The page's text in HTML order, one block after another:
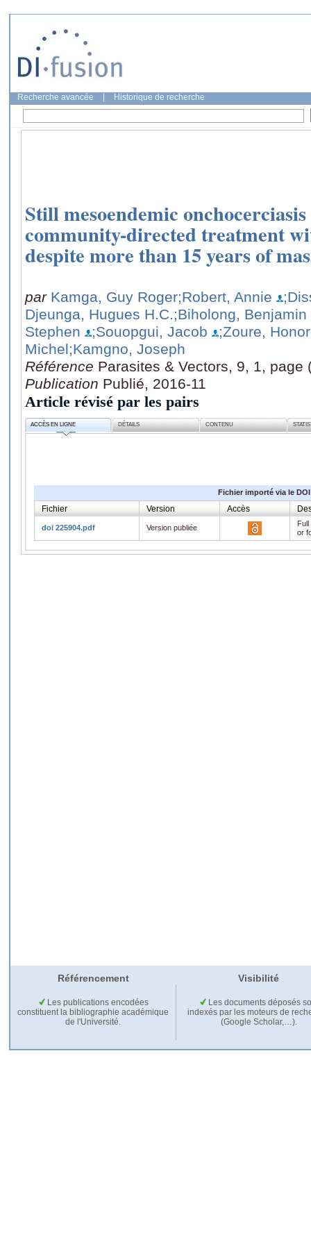
Recherche avancée Historique de recherche
Still mesoendemic
community-directed treatment
despite more than 15 years of
par Kamga, Guy Roger;Robert, Annie
Djeunga, Hugues H.C.;Biholong, Benjamin
Stephen
;Souopgui, Jacob
;Zoure,
Michel;Kamgno, Joseph
Référence Parasites & Vectors, 9, 1, page
Publication Publié, 2016-11
Article révisé par les pairs
ACCÈS EN LIGNE DÉTAILS CONTENU
Fichier importé via le DOI
Fichier Version Accès
doi 225904.pdf Version publiée
or
Référencement Visibilité
Les publications encodées
constituent la bibliographie académique
de l'Université.
Les documents déposés
indexés par les moteurs de
(Google Scholar,…).